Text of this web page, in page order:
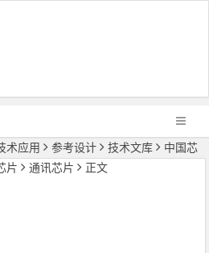
术应用 参考设计 技术文库
中国芯
片 通讯芯片 正文